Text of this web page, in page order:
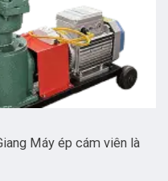
Máy ép cám viên là